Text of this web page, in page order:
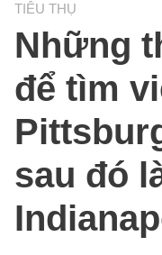
TIÊU THỤ
Những
để tìm
sau đó